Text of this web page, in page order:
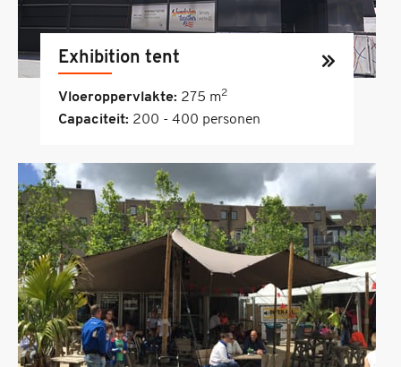
Exhibition tent
Vloeroppervlakte: 275 m2
Capaciteit: 200 - 400 personen